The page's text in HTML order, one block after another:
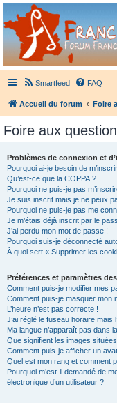
France
Didgeridoo et Guimbarde sur
Smartfeed FAQ
Accueil du forum Foire
Foire aux
Problèmes de connexion et
Pourquoi ai-je besoin de
Qu’est-ce que la COPPA ?
Pourquoi ne puis-je pas
Je suis inscrit mais je ne peux
Pourquoi ne puis-je pas me
Je m’étais déjà inscrit par le
J’ai perdu mon mot de passe !
Pourquoi suis-je déconnecté
À quoi sert « Supprimer les
Préférences et paramètres
Comment puis-je modifier mes
Comment puis-je masquer mon
L’heure n’est pas correcte !
J’ai réglé le fuseau horaire mais
Ma langue n’apparaît pas dans
Que signifient les images
Comment puis-je afficher un
Quel est mon rang et comment
Pourquoi m’est-il demandé de
électronique d’un utilisateur ?